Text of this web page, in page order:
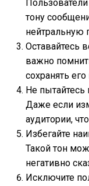
тону
нейтральную
Оставайтесь
важно
сохранять его
Не пытайтесь
Даже если
аудитории,
Избегайте
Такой тон
негативно
Исключите